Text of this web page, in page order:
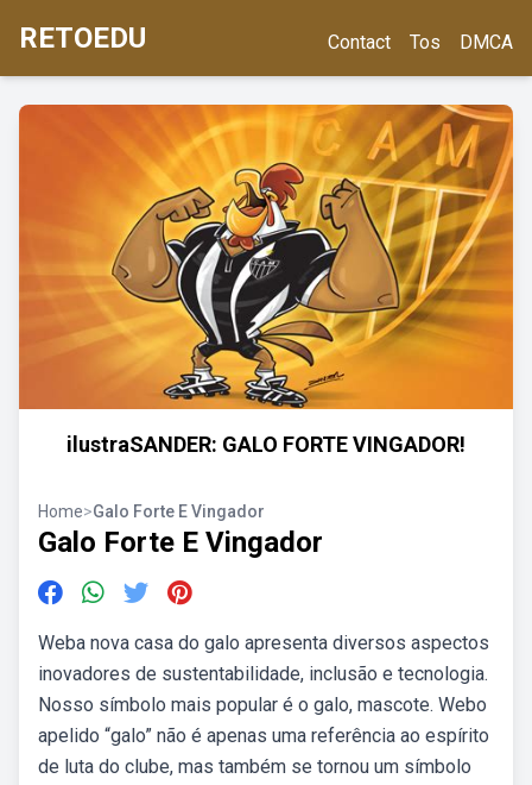
RETOEDU Contact Tos DMCA
ilustraSANDER: GALO FORTE VINGADOR!
Home>Galo Forte E Vingador
Galo Forte E Vingador
Weba nova casa do galo apresenta diversos aspectos
inovadores de sustentabilidade, inclusão e tecnologia.
Nosso símbolo mais popular é o galo, mascote. Webo
apelido “galo” não é apenas uma referência ao espírito
de luta do clube, mas também se tornou um símbolo